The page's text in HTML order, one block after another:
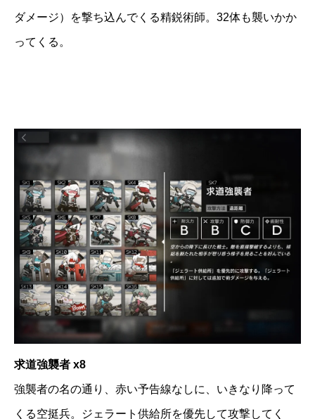
ダメージ）を撃ち込んでくる精鋭術師。32体も襲いかか
ってくる。
求道強襲者 x8
強襲者の名の通り、赤い予告線なしに、いきなり降って
くる空挺兵。ジェラート供給所を優先して攻撃してく